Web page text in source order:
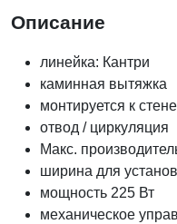
Описание
линейка: Кантри
каминная вытяжка
монтируется к стене
отвод / циркуляция
Макс.
ширина для
мощность 225 Вт
механическое